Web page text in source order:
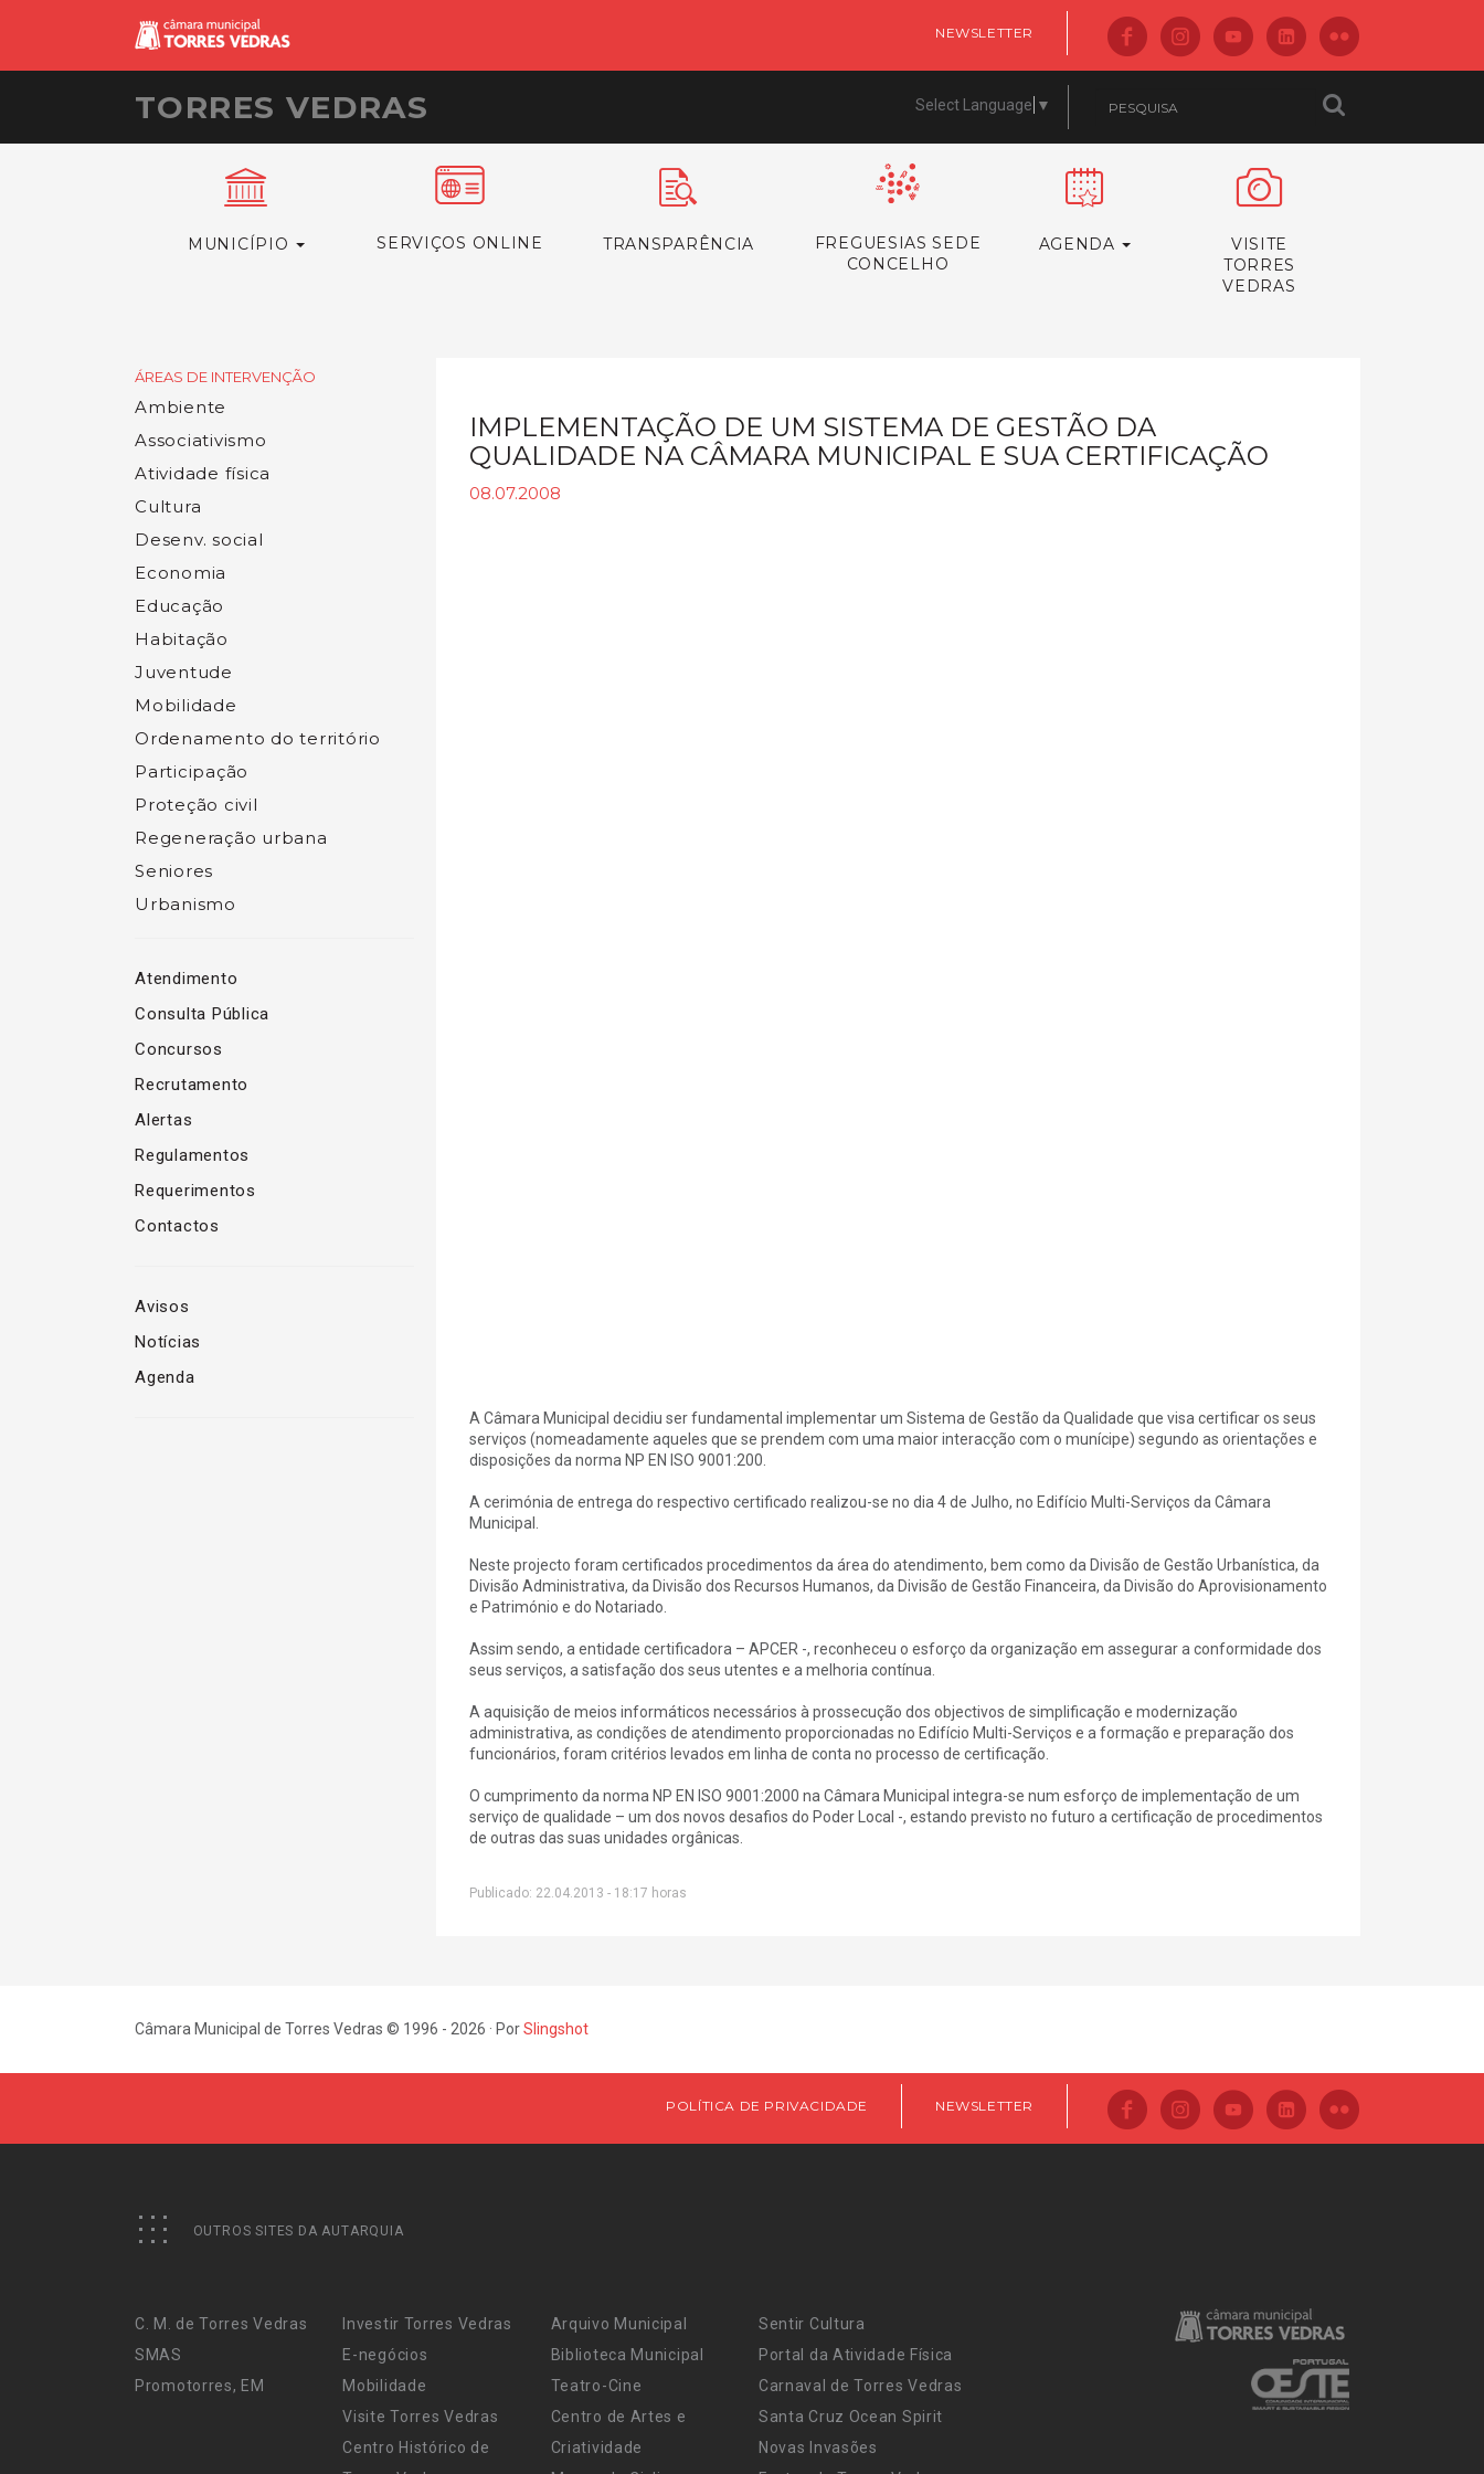
NEWSLETTER
TORRES VEDRAS Select Language ▼
MUNICÍPIO SERVIÇOS ONLINE TRANSPARÊNCIA
FREGUESIAS SEDE
CONCELHO
AGENDA
VISITE
TORRES
VEDRAS
ÁREAS DE INTERVENÇÃO
Ambiente
Associativismo
Atividade física
Cultura
Desenv. social
Economia
Educação
Habitação
Juventude
Mobilidade
Ordenamento do território
Participação
Proteção civil
Regeneração urbana
Seniores
Urbanismo
Atendimento
Consulta Pública
Concursos
Recrutamento
Alertas
Regulamentos
Requerimentos
Contactos
Avisos
Notícias
Agenda
IMPLEMENTAÇÃO DE UM SISTEMA DE GESTÃO DA
QUALIDADE NA CÂMARA MUNICIPAL E SUA CERTIFICAÇÃO
08.07.2008
A Câmara Municipal decidiu ser fundamental implementar um Sistema de Gestão da Qualidade que visa certificar os seus
serviços (nomeadamente aqueles que se prendem com uma maior interacção com o munícipe) segundo as orientações e
disposições da norma NP EN ISO 9001:200.
A cerimónia de entrega do respectivo certificado realizou-se no dia 4 de Julho, no Edifício Multi-Serviços da Câmara
Municipal.
Neste projecto foram certificados procedimentos da área do atendimento, bem como da Divisão de Gestão Urbanística, da
Divisão Administrativa, da Divisão dos Recursos Humanos, da Divisão de Gestão Financeira, da Divisão do Aprovisionamento
e Património e do Notariado.
Assim sendo, a entidade certificadora – APCER -, reconheceu o esforço da organização em assegurar a conformidade dos
seus serviços, a satisfação dos seus utentes e a melhoria contínua.
A aquisição de meios informáticos necessários à prossecução dos objectivos de simplificação e modernização
administrativa, as condições de atendimento proporcionadas no Edifício Multi-Serviços e a formação e preparação dos
funcionários, foram critérios levados em linha de conta no processo de certificação.
O cumprimento da norma NP EN ISO 9001:2000 na Câmara Municipal integra-se num esforço de implementação de um
serviço de qualidade – um dos novos desafios do Poder Local -, estando previsto no futuro a certificação de procedimentos
de outras das suas unidades orgânicas.
Publicado: 22.04.2013 - 18:17 horas
Câmara Municipal de Torres Vedras © 1996 - 2026 · PorSlingshot
POLÍTICA DE PRIVACIDADE NEWSLETTER
OUTROS SITES DA AUTARQUIA
C. M. de Torres Vedras
SMAS
Promotorres, EM
Investir Torres Vedras
E-negócios
Mobilidade
Visite Torres Vedras
Centro Histórico de
Arquivo Municipal
Biblioteca Municipal
Teatro-Cine
Centro de Artes e
Criatividade
Sentir Cultura
Portal da Atividade Física
Carnaval de Torres Vedras
Santa Cruz Ocean Spirit
Novas Invasões